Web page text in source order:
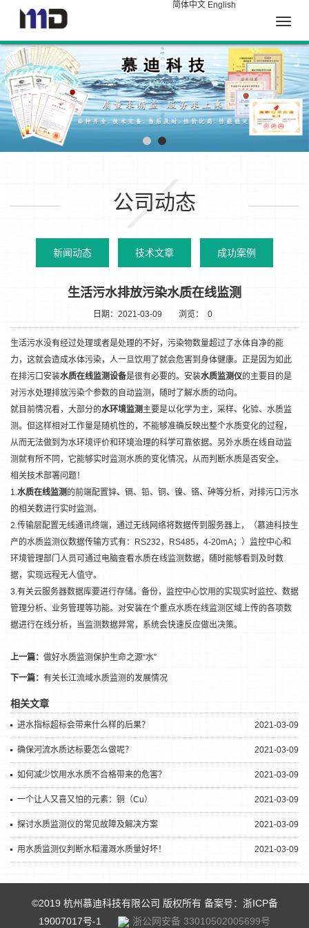
简体中文 English
Toggle
公司动态
新闻动态 技术文章 成功案例
生活污水排放污染水质在线监测
日期：2021-03-09 浏览： 0
生活污水没有经过处理或者是处理的不好，污染物数量超过了水体自净的能
力，这就会造成水体污染，人一旦饮用了就会危害到身体健康。正是因为如此
在排污口安装水质在线监测设备是很有必要的。安装水质监测仪的主要目的是
对污水处理排放污染个参数的自动监测，随时了解水质的动向。
就目前情况看，大部分的水环境监测 主要是以化学为主，采样、化验、水质监
测。但这样相对工作量是随机性的，不能够准确反映出整个水质变化的过程，
从而无法做到为水环境评价和环境治理的科学可靠依据。另外水质在线自动监
测就有所不同，它能够实时监测水质的变化情况，从而判断水质是否安全。
相关技术部署问题！
1.水质在线监测 的前端配置锌、镉、铅、铜、镍、铬、砷等分析，对排污口污水
的相关数进行实时监测。
2.传输层配置无线通讯终端，通过无线网络将数据传到服务器上，（慕迪科技生
产的水质监测仪数据传输方式有：RS232，RS485，4-20mA；）监控中心和
环境管理部门人员可通过电脑查看水质在线监测数据，随时能够看到及时数
据，实现远程无人值守。
3.有关云服务器数据库要进行存储。备份，监控中心饮用的实现实时监控、数据
管理分析、业务管理等功能。对安装在个重点水质在线监测区域上传的各项数
据进行在线分析，当监测数据异常，系统会快速反应做出决策。
上一篇： 做好水质监测保护生命之源“水”
下一篇： 有关长江流域水质监测的发展情况
相关文章
2021-03-09
进水指标超标会带来什么样的后果？
2021-03-09
确保河流水质达标要怎么做呢？
2021-03-09
如何减少饮用水水质不合格带来的危害？
2021-03-09
一个让人又喜又怕的元素：铜（Cu）
2021-03-09
探讨水质监测仪的常见故障及解决方案
2021-03-09
用水质监测仪判断水稻灌溉水质量好坏！
©2019 杭州慕迪科技有限公司 版权所有 备案号： 浙ICP备
19007017号-1
浙公网安备 33010502005699号